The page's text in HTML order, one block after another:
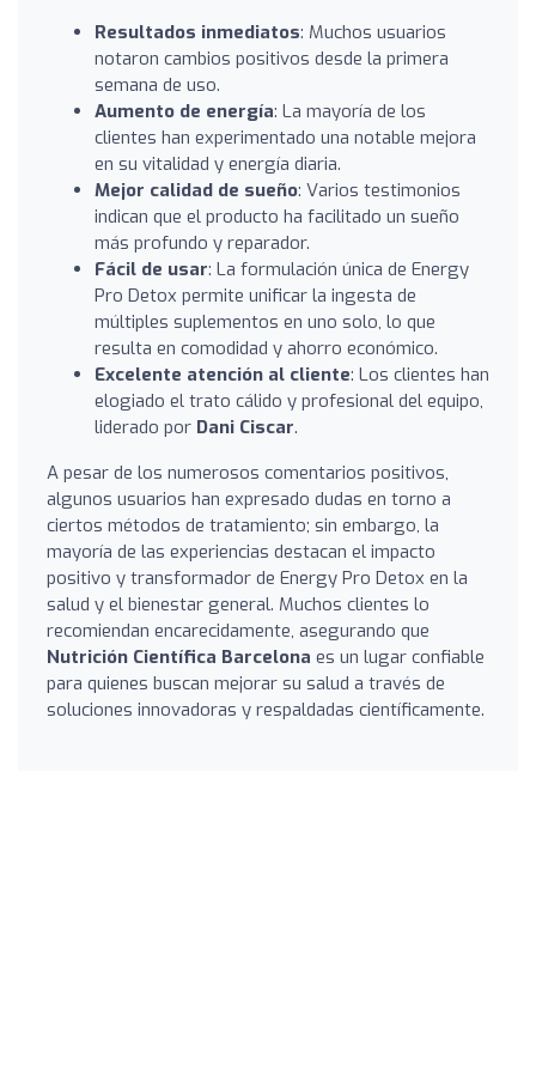
Resultados inmediatos: Muchos usuarios
notaron cambios positivos desde la primera
semana de uso.
Aumento de energía: La mayoría de los
clientes han experimentado una notable mejora
en su vitalidad y energía diaria.
Mejor calidad de sueño: Varios testimonios
indican que el producto ha facilitado un sueño
más profundo y reparador.
Fácil de usar: La formulación única de Energy
Pro Detox permite unificar la ingesta de
múltiples suplementos en uno solo, lo que
resulta en comodidad y ahorro económico.
Excelente atención al cliente: Los clientes han
elogiado el trato cálido y profesional del equipo,
liderado por Dani Ciscar.
A pesar de los numerosos comentarios positivos,
algunos usuarios han expresado dudas en torno a
ciertos métodos de tratamiento; sin embargo, la
mayoría de las experiencias destacan el impacto
positivo y transformador de Energy Pro Detox en la
salud y el bienestar general. Muchos clientes lo
recomiendan encarecidamente, asegurando que
Nutrición Científica Barcelona es un lugar confiable
para quienes buscan mejorar su salud a través de
soluciones innovadoras y respaldadas científicamente.